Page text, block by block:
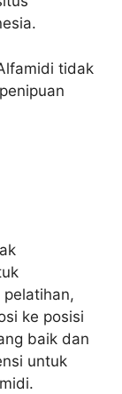
tidak
ke posisi
baik dan
untuk